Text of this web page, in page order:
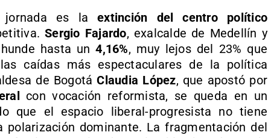
jornada es laextinción del centro político
Sergio Fajardo, exalcalde de Medellín y
hasta un4,16%, muy lejos del 23% que
caídas más espectaculares de la política
de BogotáClaudia López, que apostó por
con vocación reformista, se queda en un
que el espacio liberal-progresista no tiene
dominante. La fragmentación del